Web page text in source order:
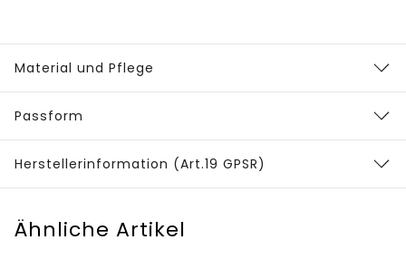
Material und Pflege
Passform
Herstellerinformation (Art.19 GPSR)
Ähnliche Artikel